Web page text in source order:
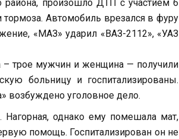
района, произошло ДТП с участием 6
Автомобиль врезался в фуру
«МАЗ» ударил «ВАЗ-2112», «УАЗ
– трое мужчин и женщина — получили
больницу и госпитализированы.
возбуждено уголовное дело.
однако ему помешала мат,
помощь. Госпитализирован он не